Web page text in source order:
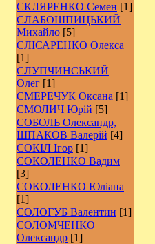
СКЛЯРЕНКО Семен [1]
СЛАБОШПИЦЬКИЙ
Михайло [5]
СЛІСАРЕНКО Олекса
[1]
СЛУПЧИНСЬКИЙ
Олег [1]
СМЕРЕЧУК Оксана [1]
СМОЛИЧ Юрій [5]
СОБОЛЬ Олександр,
ШПАКОВ Валерій [4]
СОКІЛ Ігор [1]
СОКОЛЕНКО Вадим
[3]
СОКОЛЕНКО Юліана
[1]
СОЛОГУБ Валентин [1]
СОЛОМЧЕНКО
Олександр [1]